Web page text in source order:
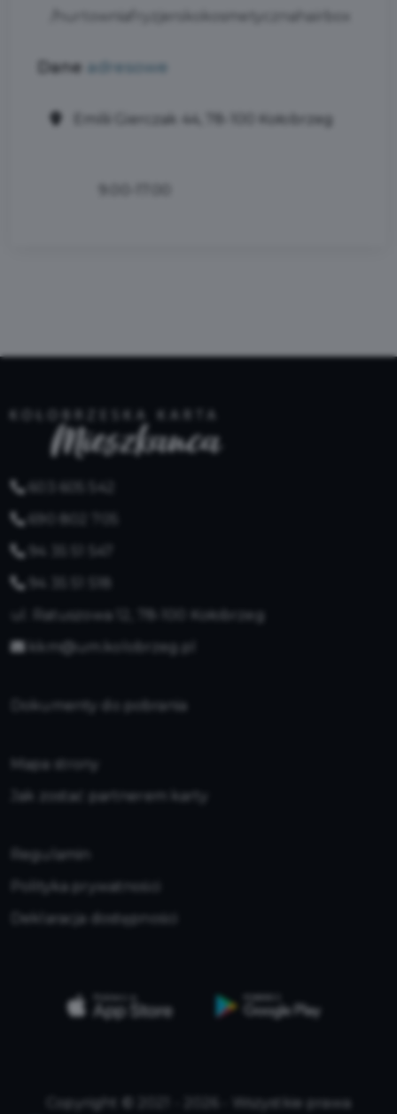
Dane adresowe
Emilii Gierczak 44, 78-100 Kołobrzeg
603 605 542
690 802 705
94 35 51 547
94 35 51 518
ul. Ratuszowa 12, 78-100 Kołobrzeg
kkm@um.kolobrzeg.pl
Dokumenty do pobrania
Mapa strony
Jak zostać partnerem karty
Regulamin
Polityka prywatności
Deklaracja dostępności
Copyright © 2021 - 2026 - Wszystkie prawa